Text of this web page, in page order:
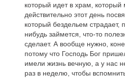
который идет в храм, который
действительно этот день
который бездельем страдает,
нибудь займется, что-то
сделает. А вообще нужно,
потому что Господь Бог
имели жизнь вечную, а у нас
раз в неделю, чтобы